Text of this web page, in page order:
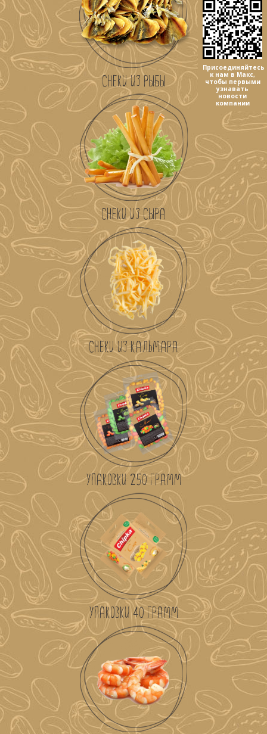
Присоединяйтесь
к нам в Макс,
чтобы первыми
узнавать
новости
компании
СНЕКИ ИЗ РЫБЫ
СНЕКИ ИЗ СЫРА
СНЕКИ ИЗ КАЛЬМАРА
УПАКОВКИ 250 ГРАММ
УПАКОВКИ 40 ГРАММ